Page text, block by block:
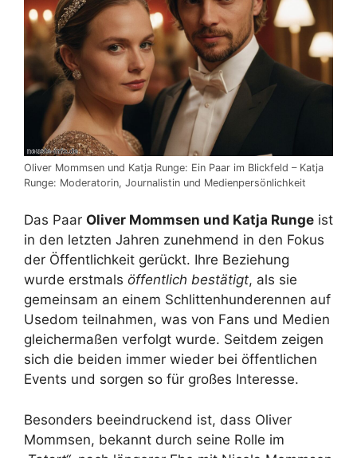
Oliver Mommsen und Katja Runge: Ein Paar im Blickfeld – Katja
Runge: Moderatorin, Journalistin und Medienpersönlichkeit
Das Paar Oliver Mommsen und Katja Runge ist
in den letzten Jahren zunehmend in den Fokus
der Öffentlichkeit gerückt. Ihre Beziehung
wurde erstmals öffentlich bestätigt, als sie
gemeinsam an einem Schlittenhunderennen auf
Usedom teilnahmen, was von Fans und Medien
gleichermaßen verfolgt wurde. Seitdem zeigen
sich die beiden immer wieder bei öffentlichen
Events und sorgen so für großes Interesse.
Besonders beeindruckend ist, dass Oliver
Mommsen, bekannt durch seine Rolle im